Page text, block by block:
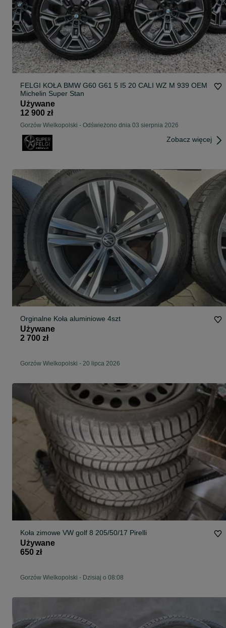
FELGI KOŁA BMW G60 G61 5 I5 20 CALI WZ M 939 OEM
Michelin Super Stan
Używane
12 900 zł
Gorzów Wielkopolski - Odświeżono dnia 03 sierpnia 2026
Zobacz więcej
Orginalne Koła aluminiowe 4szt
Używane
2 700 zł
Gorzów Wielkopolski - 20 lipca 2026
Koła zimowe VW golf 8 205/50/17 Pirelli
Używane
650 zł
Gorzów Wielkopolski - Dzisiaj o 08:08